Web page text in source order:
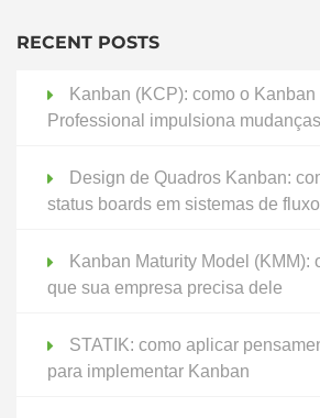
RECENT POSTS
Kanban (KCP): como o
Professional impulsiona
Design de Quadros Kanban:
status boards em sistemas de fluxo
Kanban Maturity Model (KMM):
que sua empresa precisa dele
STATIK: como aplicar
para implementar Kanban